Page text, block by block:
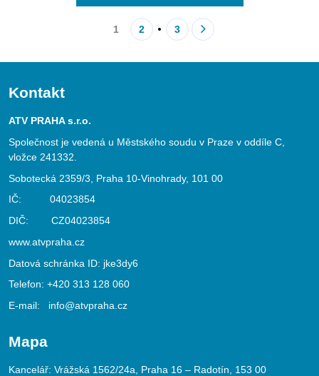
1 2 3
Kontakt
ATV PRAHA s.r.o.
Společnost je vedená u Městského soudu v Praze v oddíle C,
vložce 241332.
Sobotecká 2359/3, Praha 10-Vinohrady, 101 00
IČ: 04023854
DIČ: CZ04023854
www.atvpraha.cz
Datová schránka ID: jke3dy6
Telefon: +420 313 128 060
E-mail: info@atvpraha.cz
Mapa
Kancelář: Vrážská 1562/24a, Praha 16 – Radotín, 153 00